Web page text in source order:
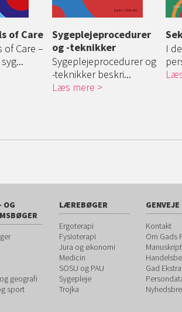
of Care
of Care –
Sygeplejeprocedurer
og -teknikker
Sygeplejeprocedurer og
-teknikker beskri...
Læs mere
I
OG
geografi
sport
LÆREBØGER
Ergoterapi
Fysioterapi
Jura og økonomi
Medicin
SOSU og PAU
Sygepleje
Trojka
GENVEJE
Kontakt
Om Gads
Gad Ekstra